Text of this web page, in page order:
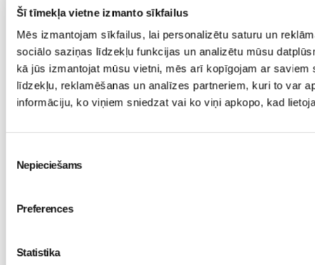
Šī tīmekļa vietne izmanto sīkfailus
Mēs izmantojam sīkfailus, lai personalizētu saturu un
sociālo saziņas līdzekļu funkcijas un analizētu mūsu
kā jūs izmantojat mūsu vietni, mēs arī kopīgojam ar saviem
līdzekļu, reklamēšanas un analīzes partneriem, kuri to var
informāciju, ko viņiem sniedzat vai ko viņi apkopo, kad
izvēle
Nepieciešams
Preferences
Statistika
Brīvo vietu skaits:2
Pieteikties
Emocionālā un psiholoģiskā sagatavošanās dzemdībām
tiešsaistē ZOOM.US
11.08 12:30-14:30